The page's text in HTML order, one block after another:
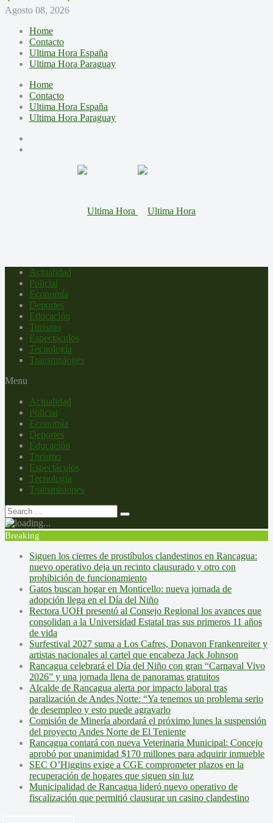
Agosto 08, 2026
Home
Contacto
Ultima Hora España
Ultima Hora Paraguay
Home
Contacto
Ultima Hora España
Ultima Hora Paraguay
Actualidad
Policial
Economía
Deportes
Educación
Turismo
Espectáculos
Tecnología
Transmisiones
Menu
Actualidad
Policial
Economía
Deportes
Educación
Turismo
Espectáculos
Tecnología
Transmisiones
Breaking
Siguen los cierres de prostíbulos clandestinos en Rancagua:
nuevo operativo deja un recinto clausurado y otro con
prohibición de funcionamiento
Gatos buscan hogar en Monticello: nueva jornada de
adopción llega en el Día del Niño
Rectora UOH presentó al Consejo Regional los avances que
consolidan a la Universidad Estatal tras sus primeros 11 años
de vida
Surfestival 2027 suma a Los Cafres, Donavon Frankenreiter y
artistas nacionales al cartel que encabeza Jack Johnson
Rancagua celebrará el Día del Niño con gran “Carnaval Vivo
2026” y una jornada llena de panoramas gratuitos
Alcalde de Rancagua alerta por impacto laboral tras
paralización de Andes Norte: “Ya tenemos un problema serio
de desempleo y esto puede agravarlo
Comisión de Minería abordará el próximo lunes la suspensión
del proyecto Andes Norte de El Teniente
Rancagua contará con nueva Veterinaria Municipal: Concejo
aprobó por unanimidad $170 millones para adquirir inmueble
SEC O’Higgins exige a CGE comprometer plazos en la
recuperación de hogares que siguen sin luz
Municipalidad de Rancagua lideró nuevo operativo de
fiscalización que permitió clausurar un casino clandestino